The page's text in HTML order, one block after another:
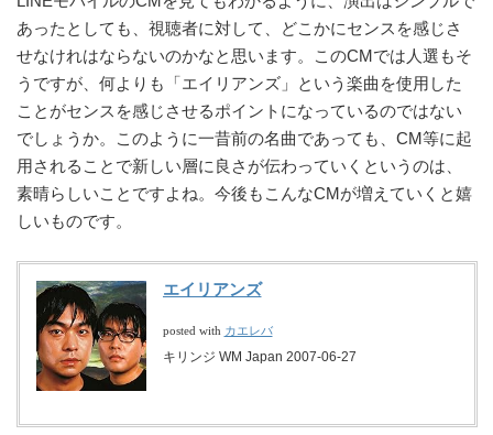
あったとしても、視聴者に対して、どこかにセンスを感じさ
せなけれはならないのかなと思います。このCMでは人選もそ
うですが、何よりも「エイリアンズ」という楽曲を使用した
ことがセンスを感じさせるポイントになっているのではない
でしょうか。このように一昔前の名曲であっても、CM等に起
用されることで新しい層に良さが伝わっていくというのは、
素晴らしいことですよね。今後もこんなCMが増えていくと嬉
しいものです。
エイリアンズ
posted with カエレバ
キリンジ WM Japan 2007-06-27